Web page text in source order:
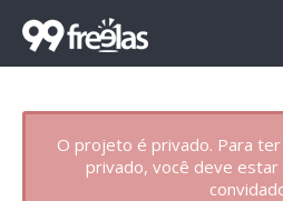
O projeto é privado. Para
privado, você deve